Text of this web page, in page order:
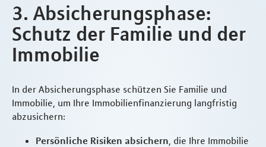
3. Absicherungsphase:
Schutz der Familie und der
Immobilie
In der Absicherungsphase schützen Sie Familie und
Immobilie, um Ihre Immobilienfinanzierung langfristig
abzusichern:
Persönliche Risiken absichern , die Ihre Immobilie